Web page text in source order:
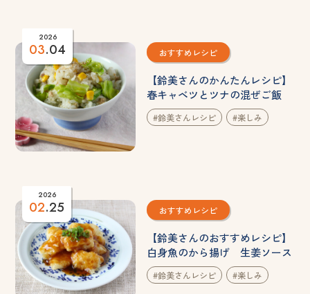
2026
03.04 おすすめレシピ
【鈴美さんのかんたんレシピ】
春キャベツとツナの混ぜご飯
#鈴美さんレシピ #楽しみ
2026
02.25 おすすめレシピ
【鈴美さんのおすすめレシピ】
白身魚のから揚げ 生姜ソース
#鈴美さんレシピ #楽しみ